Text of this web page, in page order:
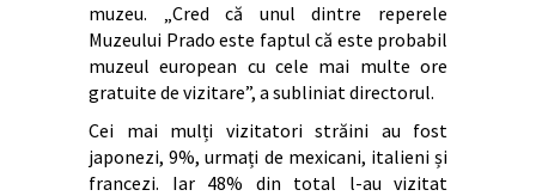
muzeu. „Cred că unul dintre reperele
Muzeului Prado este faptul că este probabil
muzeul european cu cele mai multe ore
gratuite de vizitare”, a subliniat directorul.
Cei mai mulți vizitatori străini au fost
japonezi, 9%, urmați de mexicani, italieni și
francezi. Iar 48% din total l-au vizitat